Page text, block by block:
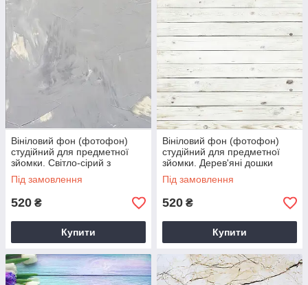
Вініловий фон (фотофон)
студійний для предметної
зйомки. Світло-сірий з
золотом
Під замовлення
520 ₴
Купити
Вініловий фон (фотофон)
студійний для предметної
зйомки. Дерев'яні дошки
пофарбовані . Білий
Під замовлення
520 ₴
Купити